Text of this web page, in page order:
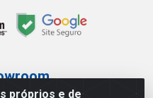
próprios e de